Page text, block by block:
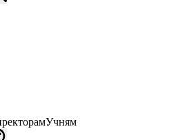
Учням